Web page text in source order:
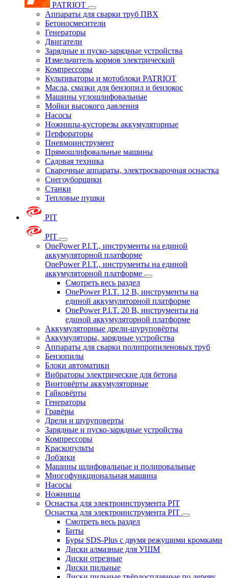
PATRIOT
Аппараты для сварки труб ПВХ
Бетоносмесители
Генераторы
Двигатели
Зарядные и пуско-зарядные устройства
Измельчитель кормов электрический
Компрессоры
Культиваторы и мотоблоки PATRIOT
Масла, смазки для бензопил и бензокос
Машины углошлифовальные
Мойки высокого давления
Насосы
Ножницы-кусторезы аккумуляторные
Перфораторы
Пневмоинструмент
Прямошлифовальные машины
Садовая техника
Сварочные аппараты, электросварочная оснастка
Снегоуборщики
Станки
Тепловые пушки
PIT
PIT
OnePower P.I.T., инструменты на единой
аккумуляторной платформе
OnePower P.I.T., инструменты на единой
аккумуляторной платформе
Смотреть весь раздел
OnePower P.I.T. 12 В, инструменты на
единой аккумуляторной платформе
OnePower P.I.T. 20 В, инструменты на
единой аккумуляторной платформе
Аккумуляторные дрели-шуруповёрты
Аккумуляторы, зарядные устройства
Аппараты для сварки полипропиленовых труб
Бензопилы
Блоки автоматики
Вибраторы электрические для бетона
Винтовёрты аккумуляторные
Гайковёрты
Генераторы
Гравёры
Дрели и шуруповерты
Зарядные и пуско-зарядные устройства
Компрессоры
Краскопульты
Лобзики
Машины шлифовальные и полировальные
Многофункциональная машина
Насосы
Ножницы
Оснастка для электроинструмента PIT
Оснастка для электроинструмента PIT
Смотреть весь раздел
Биты
Буры SDS-Plus c двумя режущими кромками
Диски алмазные для УШМ
Диски отрезные
Диски пильные